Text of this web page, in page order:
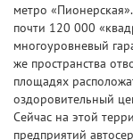
метро
почти 120 000
многоуровневый
же пространства
площадях
оздоровительный
Сейчас на этой
предприятий